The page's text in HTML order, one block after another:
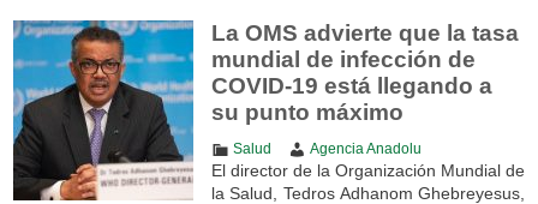
La OMS advierte que la tasa
mundial de infección de
COVID-19 está llegando a
su punto máximo
Salud Agencia Anadolu
El director de la Organización Mundial de
la Salud, Tedros Adhanom Ghebreyesus,